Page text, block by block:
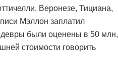
Веронезе, Тициана,
Мэллон заплатил
были оценены в 50 млн,
стоимости говорить